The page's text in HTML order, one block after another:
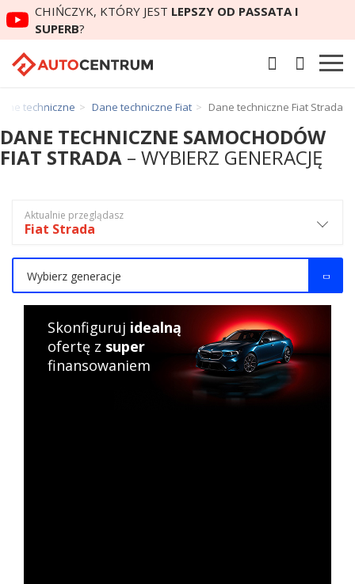
CHIŃCZYK, KTÓRY JEST LEPSZY OD PASSATA I
SUPERB?
techniczne Dane techniczne Fiat Dane techniczne Fiat Strada
DANE TECHNICZNE SAMOCHODÓW
FIAT STRADA – WYBIERZ GENERACJĘ
Aktualnie przeglądasz
Fiat Strada
Wybierz generacje
Skonfiguruj idealną
ofertę z super
finansowaniem